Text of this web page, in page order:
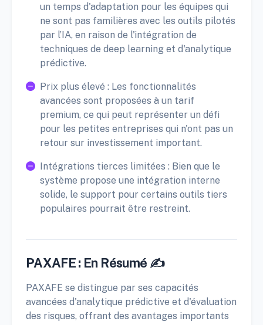
un temps d'adaptation pour les équipes qui
ne sont pas familières avec les outils pilotés
par l’IA, en raison de l'intégration de
techniques de deep learning et d'analytique
prédictive.
Prix plus élevé : Les fonctionnalités
avancées sont proposées à un tarif
premium, ce qui peut représenter un défi
pour les petites entreprises qui n'ont pas un
retour sur investissement important.
Intégrations tierces limitées : Bien que le
système propose une intégration interne
solide, le support pour certains outils tiers
populaires pourrait être restreint.
PAXAFE : En Résumé ✍️
PAXAFE se distingue par ses capacités
avancées d'analytique prédictive et d'évaluation
des risques, offrant des avantages importants